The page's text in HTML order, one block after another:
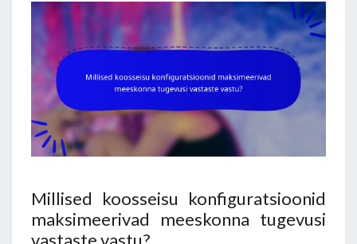
Millised koosseisu konfiguratsioonid
maksimeerivad meeskonna tugevusi
vastaste vastu?